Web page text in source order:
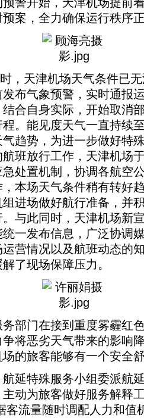
案，全力确保运行秩序
天津机场天气条件已无
布气象预警，实时通报
合自身实际，开始取消
。能见度天气一直持续
趋势，为进一步做好特
班放行工作，天津机场
处置机制，协调各航空
本场天气条件稍有转好
进场做好航行准备，并
与此同时，天津机场新
一发布信息，广泛协调
营情况以及航班动态的
了现场保障压力。
门在接到重度雾霾红
将恶劣天气带来的影响
的旅客能够有一个安全
特殊服务小组委派航
动为旅客做好服务解释
客流量随时调配人力和值